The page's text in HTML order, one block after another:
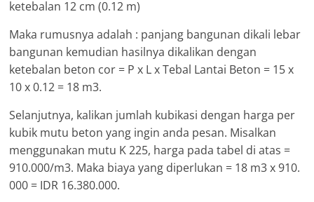
ketebalan 12 cm (0.12 m)
Maka rumusnya adalah : panjang bangunan dikali lebar
bangunan kemudian hasilnya dikalikan dengan
ketebalan beton cor = P x L x Tebal Lantai Beton = 15 x
10 x 0.12 = 18 m3.
Selanjutnya, kalikan jumlah kubikasi dengan harga per
kubik mutu beton yang ingin anda pesan. Misalkan
menggunakan mutu K 225, harga pada tabel di atas =
910.000/m3. Maka biaya yang diperlukan = 18 m3 x 910.
000 = IDR 16.380.000.